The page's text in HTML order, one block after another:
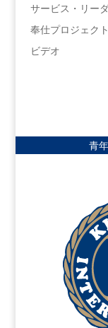
サービス・リー
奉仕プロジェクト
ビデオ
青